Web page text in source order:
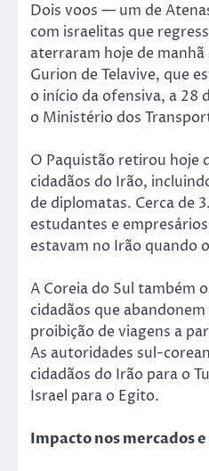
Dois voos — um de
com israelitas que
aterraram hoje de
Gurion de Telavive, que
o início da ofensiva, a 28
o Ministério dos
O Paquistão retirou hoje
cidadãos do Irão,
de diplomatas. Cerca de
estudantes e
estavam no Irão quando
A Coreia do Sul também
cidadãos que
proibição de viagens a
As autoridades sul-
cidadãos do Irão para o
Israel para o Egito.
Impacto nos mercados